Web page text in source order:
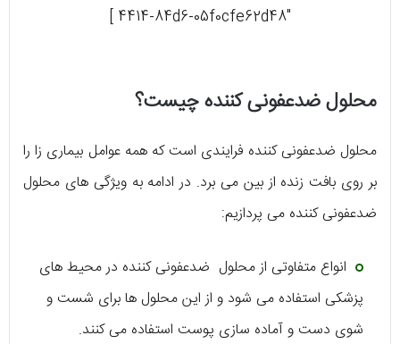
4414-84d6-05f0cfe62d48″ ]
محلول ضدعفونی کننده چیست؟
محلول ضدعفونی کننده فرایندی است که همه عوامل بیماری زا را
بر روی بافت زنده از بین می برد. در ادامه به ویژگی های محلول
ضدعفونی کننده می پردازیم:
انواع متفاوتی از محلول ضدعفونی کننده در محیط های
پزشکی استفاده می شود و از این محلول ها برای شست و
شوی دست و آماده سازی پوست استفاده می کنند.